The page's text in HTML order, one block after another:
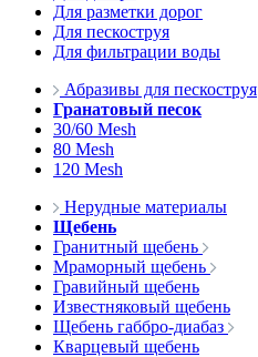
Для разметки дорог
Для пескоструя
Для фильтрации воды
Абразивы для пескоструя
Гранатовый песок
30/60 Mesh
80 Mesh
120 Mesh
Нерудные материалы
Щебень
Гранитный щебень
Мраморный щебень
Гравийный щебень
Известняковый щебень
Щебень габбро-диабаз
Кварцевый щебень